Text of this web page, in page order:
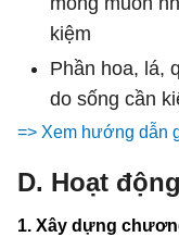
kiệm
Phần hoa, lá,
do sống cần
=> Xem hướng dẫn
D. Hoạt
1. Xây dựng